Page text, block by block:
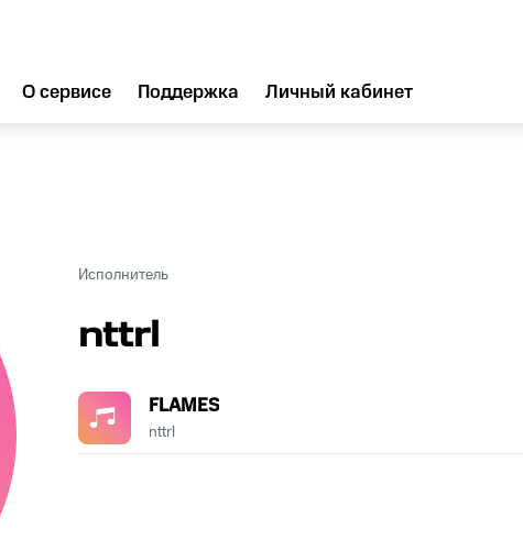
О сервисе Поддержка Личный кабинет
Исполнитель
nttrl
FLAMES
nttrl